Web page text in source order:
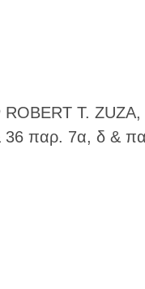
T.
παρ. 7α, δ &